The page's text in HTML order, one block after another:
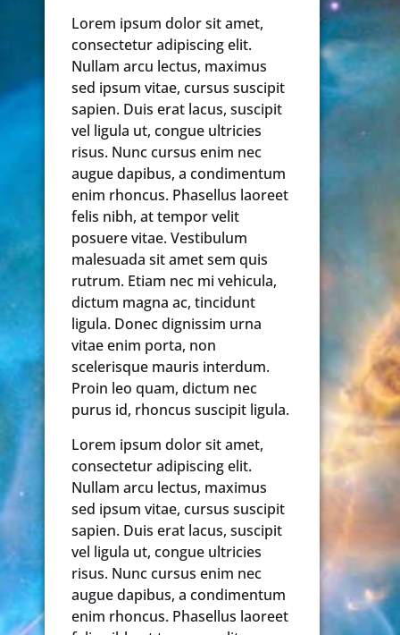
Lorem ipsum dolor sit amet,
consectetur adipiscing elit.
Nullam arcu lectus, maximus
sed ipsum vitae, cursus suscipit
sapien. Duis erat lacus, suscipit
vel ligula ut, congue ultricies
risus. Nunc cursus enim nec
augue dapibus, a condimentum
enim rhoncus. Phasellus laoreet
felis nibh, at tempor velit
posuere vitae. Vestibulum
malesuada sit amet sem quis
rutrum. Etiam nec mi vehicula,
dictum magna ac, tincidunt
ligula. Donec dignissim urna
vitae enim porta, non
scelerisque mauris interdum.
Proin leo quam, dictum nec
purus id, rhoncus suscipit ligula.
Lorem ipsum dolor sit amet,
consectetur adipiscing elit.
Nullam arcu lectus, maximus
sed ipsum vitae, cursus suscipit
sapien. Duis erat lacus, suscipit
vel ligula ut, congue ultricies
risus. Nunc cursus enim nec
augue dapibus, a condimentum
enim rhoncus. Phasellus laoreet